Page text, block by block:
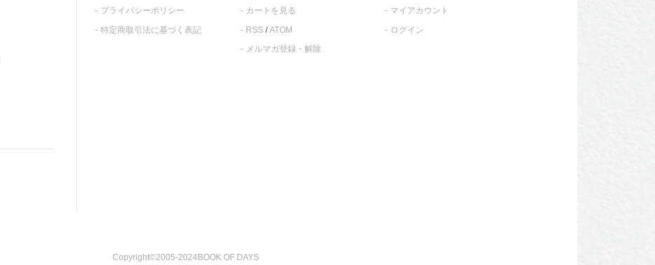
プライバシーポリシー
特定商取引法に基づく表記
カートを見る
RSS/ATOM
メルマガ登録・解除
マイアカウント
ログイン
Copyright©2005-2024BOOK OF DAYS